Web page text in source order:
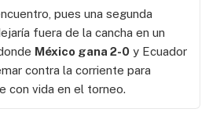
pues una segunda
fuera de la cancha en un
México gana 2-0 y Ecuador
contra la corriente para
con vida en el torneo.